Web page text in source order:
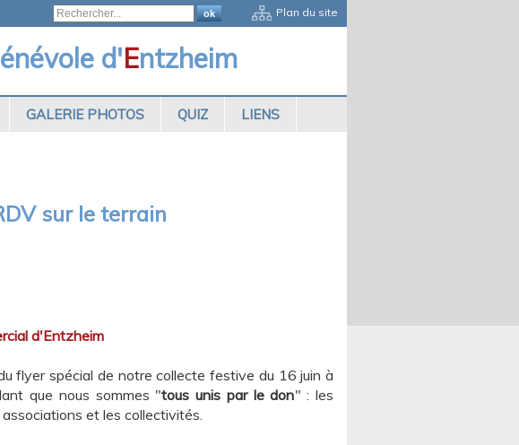
Plan du site
énévole d'Entzheim
GALERIE PHOTOS QUIZ LIENS
sur le terrain
d'Entzheim
flyer spécial de notre collecte festive du 16 juin à
que nous sommes "tous unis par le don" : les
et les collectivités.